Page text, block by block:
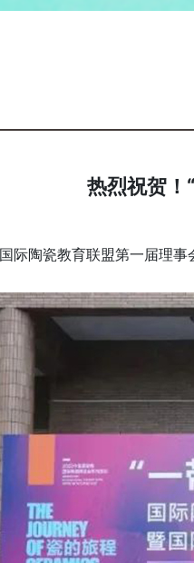
热烈祝贺！
际陶瓷教育联盟第一届理